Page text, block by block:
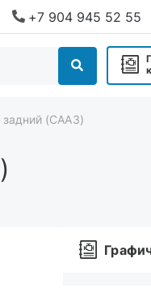
+7 904 945 52 55
(СААЗ)